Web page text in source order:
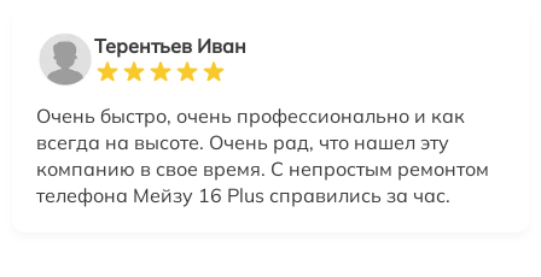
Терентьев Иван
Очень быстро, очень профессионально и как
всегда на высоте. Очень рад, что нашел эту
компанию в свое время. С непростым ремонтом
телефона Мейзу 16 Plus справились за час.